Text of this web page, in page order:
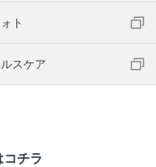
ト
スケア
チラ